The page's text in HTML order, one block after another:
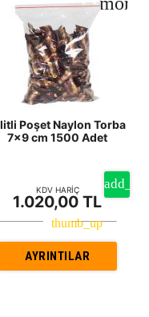
Poşet Naylon Torba
7x9 cm 1500 Adet
KDV HARİÇ
1.020,00 TL
AYRINTILAR